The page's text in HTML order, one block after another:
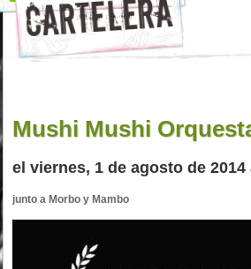
Mushi Mushi
el viernes, 1 de agosto de
junto a Morbo y Mambo